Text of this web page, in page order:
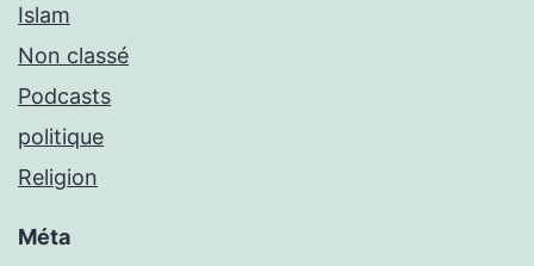
Islam
Non classé
Podcasts
politique
Religion
Méta